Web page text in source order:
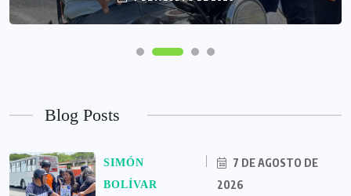
Blog Posts
SIMÓN
BOLÍVAR
7 DE AGOSTO DE
2026